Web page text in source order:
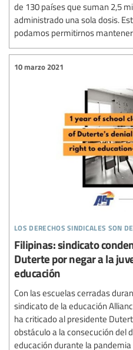
de 130 países que suman 2,5
administrado una sola dosis.
podamos permitirnos
los derechos sindicales son
10 marzo 2021
Filipinas: sindicato
Duterte por negar a la
educación
Con las escuelas cerradas
sindicato de la educación
ha criticado al presidente
obstáculo a la consecución del
educación durante la pandemia